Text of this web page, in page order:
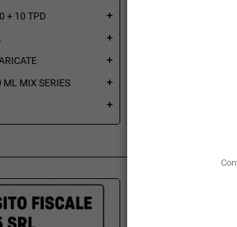
+ 10 TPD add
add
add
MIX SERIES add
add